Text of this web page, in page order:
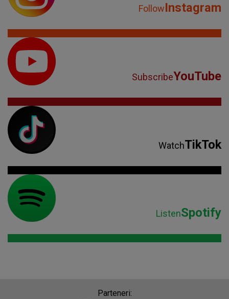
FollowInstagram
SubscribeYouTube
WatchTikTok
ListenSpotify
Parteneri: